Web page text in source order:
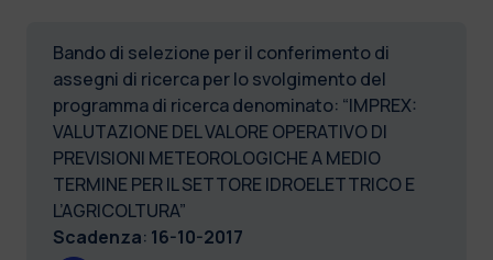
Bando di selezione per il conferimento di
assegni di ricerca per lo svolgimento del
programma di ricerca denominato: “IMPREX:
VALUTAZIONE DEL VALORE OPERATIVO DI
PREVISIONI METEOROLOGICHE A MEDIO
TERMINE PER IL SETTORE IDROELETTRICO E
L’AGRICOLTURA”
Scadenza: 16-10-2017